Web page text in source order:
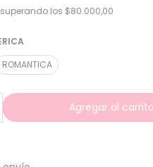
superando los $80.000,00
ROMANTICA